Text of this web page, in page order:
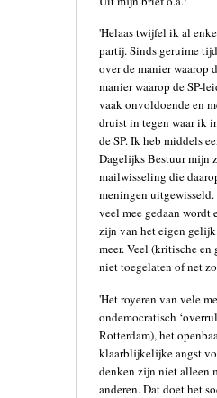
'Helaas twijfel ik al
partij. Sinds geruime
over de manier waarop
manier waarop de SP-
vaak onvoldoende en
druist in tegen waar ik
de SP. Ik heb middels
Dagelijks Bestuur mijn
mailwisseling die
meningen
veel mee gedaan
zijn van het eigen
meer. Veel (kritische en
niet toegelaten of net
'Het royeren van vele
ondemocratisch
Rotterdam), het
klaarblijkelijke angst
denken zijn niet alleen
anderen. Dat doet het